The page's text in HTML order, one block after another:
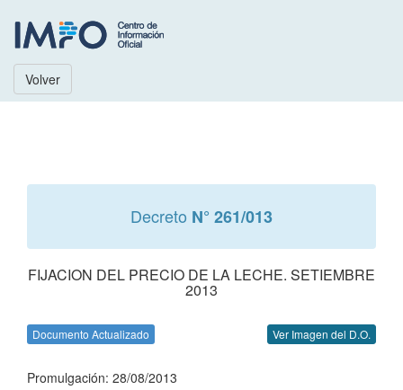
Volver
Decreto N° 261/013
FIJACION DEL PRECIO DE LA LECHE. SETIEMBRE
2013
Documento Actualizado Ver Imagen del D.O.
Promulgación: 28/08/2013